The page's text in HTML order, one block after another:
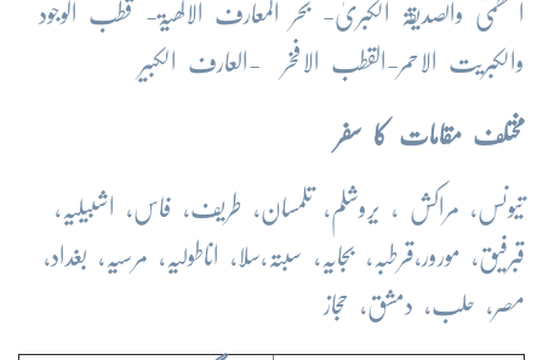
العظمیٰ والصدیقۃ الکبریٰ- بحر المعارف الالھٰیۃ- قطب الوجود
والکبریت الاحمر-القطب الافخر -العارف الکبیر
مختلف مقامات کا سفر
تیونس، مراکش ، یروشلم، تلمسان، طریف، فاس، اشبیلیہ،
قبرفیق، مورور،قرطبہ، بجایہ، سبتہ،سلا، اناطولیہ، مرسیہ، بغداد،
مصر، حلب، دمشق، حجاز